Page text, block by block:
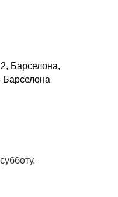
Барселона,
Барселона